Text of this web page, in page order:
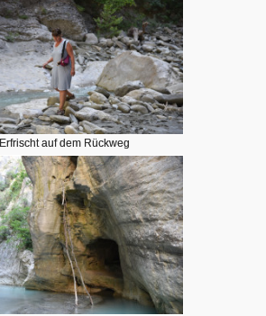
Erfrischt auf dem Rückweg